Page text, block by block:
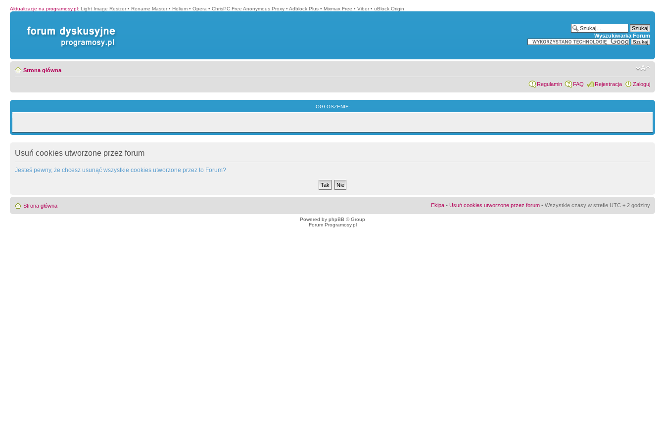
Aktualizacje na programosy.pl: Light Image Resizer • Rename Master • Helium • Opera • ChrisPC Free Anonymous Proxy • Adblock Plus • Mixmax Free • Viber • uBlock Origin
Wyszukiwarka Forum
Strona główna
Regulamin FAQ Rejestracja Zaloguj
OGŁOSZENIE:
Usuń cookies utworzone przez forum
Jesteś pewny, że chcesz usunąć wszystkie cookies utworzone przez to Forum?
Strona główna Ekipa • Usuń cookies utworzone przez forum • Wszystkie czasy w strefie UTC + 2 godziny
Powered by phpBB © Group
Forum Programosy.pl